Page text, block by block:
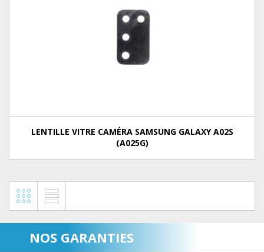
LENTILLE VITRE CAMÉRA SAMSUNG GALAXY A02S
(A025G)
NOS GARANTIES